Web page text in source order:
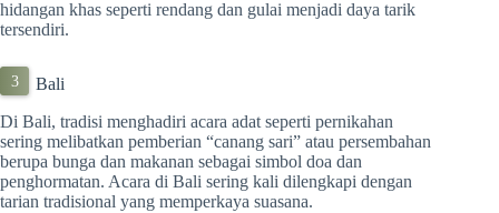
hidangan khas seperti rendang dan gulai menjadi daya tarik
tersendiri.
Bali
Di Bali, tradisi menghadiri acara adat seperti pernikahan
sering melibatkan pemberian “canang sari” atau persembahan
berupa bunga dan makanan sebagai simbol doa dan
penghormatan. Acara di Bali sering kali dilengkapi dengan
tarian tradisional yang memperkaya suasana.